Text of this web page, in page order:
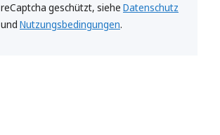
reCaptcha geschützt, siehe Datenschutz
und Nutzungsbedingungen.